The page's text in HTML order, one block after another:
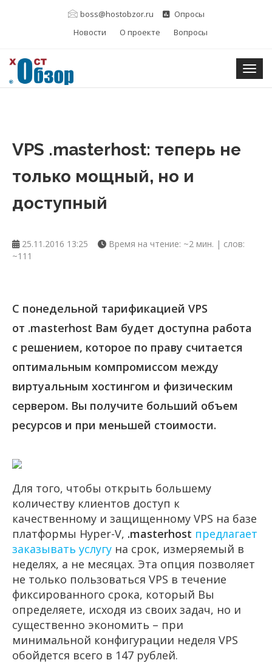
boss@hostobzor.ru
Опросы
Новости
О проекте Вопросы
VPS .masterhost: теперь не
только мощный, но и
доступный
25.11.2016 13:25
Время на чтение: ~2 мин. | слов:
~111
С понедельной тарификацией VPS
от .masterhost Вам будет доступна работа
с решением, которое по праву считается
оптимальным компромиссом между
виртуальным хостингом и физическим
сервером. Вы получите больший объем
ресурсов и при меньшей стоимости.
Для того, чтобы открыть большему
количеству клиентов доступ к
качественному и защищенному VPS на базе
платформы Hyper-V, .masterhost предлагает
заказывать услугу на срок, измеряемый в
неделях, а не месяцах. Эта опция позволяет
не только пользоваться VPS в течение
фиксированного срока, который Вы
определяете, исходя из своих задач, но и
существенно экономить – при
минимальной конфигурации неделя VPS
обойдется всего в 147 рублей.